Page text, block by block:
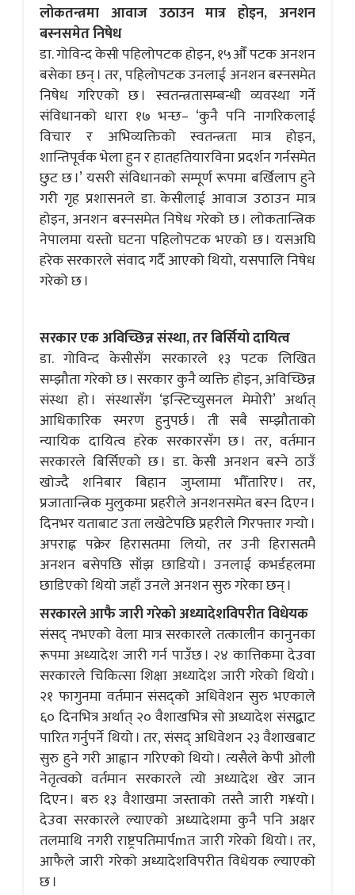
लोकतन्त्रमा आवाज उठाउन मात्र होइन, अनशन
बस्नसमेत निषेध
डा. गोविन्द केसी पहिलोपटक होइन, १५औँ पटक अनशन
बसेका छन् । तर, पहिलोपटक उनलाई अनशन बस्नसमेत
निषेध गरिएको छ । स्वतन्त्रतासम्बन्धी व्यवस्था गर्ने
संविधानको धारा १७ भन्छ– ‘कुनै पनि नागरिकलाई
विचार र अभिव्यक्तिको स्वतन्त्रता मात्र होइन,
शान्तिपूर्वक भेला हुन र हातहतियारविना प्रदर्शन गर्नसमेत
छुट छ ।’ यसरी संविधानको सम्पूर्ण रूपमा बर्खिलाप हुने
गरी गृह प्रशासनले डा. केसीलाई आवाज उठाउन मात्र
होइन, अनशन बस्नसमेत निषेध गरेको छ । लोकतान्त्रिक
नेपालमा यस्तो घटना पहिलोपटक भएको छ । यसअघि
हरेक सरकारले संवाद गर्दै आएको थियो, यसपालि निषेध
गरेको छ ।
सरकार एक अविच्छिन्न संस्था, तर बिर्सियो दायित्व
डा. गोविन्द केसीसँग सरकारले १३ पटक लिखित
सम्झौता गरेको छ । सरकार कुनै व्यक्ति होइन, अविच्छिन्न
संस्था हो । संस्थासँग ‘इन्स्टिच्युसनल मेमोरी’ अर्थात्
आधिकारिक स्मरण हुनुपर्छ । ती सबै सम्झौताको
न्यायिक दायित्व हरेक सरकारसँग छ । तर, वर्तमान
सरकारले बिर्सिएको छ । डा. केसी अनशन बस्ने ठाउँ
खोज्दै शनिबार बिहान जुम्लामा भौँतारिए । तर,
प्रजातान्त्रिक मुलुकमा प्रहरीले अनशनसमेत बस्न दिएन ।
दिनभर यताबाट उता लखेटेपछि प्रहरीले गिरफ्तार गर्‍यो ।
अपराह्न पक्रेर हिरासतमा लियो, तर उनी हिरासतमै
अनशन बसेपछि साँझ छाडियो । उनलाई कभर्डहलमा
छाडिएको थियो जहाँ उनले अनशन सुरु गरेका छन् ।
सरकारले आफै जारी गरेको अध्यादेशविपरीत विधेयक
संसद् नभएको वेला मात्र सरकारले तत्कालीन कानुनका
रूपमा अध्यादेश जारी गर्न पाउँछ । २४ कात्तिकमा देउवा
सरकारले चिकित्सा शिक्षा अध्यादेश जारी गरेको थियो ।
२१ फागुनमा वर्तमान संसद्को अधिवेशन सुरु भएकाले
६० दिनभित्र अर्थात् २० वैशाखभित्र सो अध्यादेश संसद्बाट
पारित गर्नुपर्ने थियो । तर, संसद् अधिवेशन २३ वैशाखबाट
सुरु हुने गरी आह्वान गरिएको थियो । त्यसैले केपी ओली
नेतृत्वको वर्तमान सरकारले त्यो अध्यादेश खेर जान
दिएन । बरु १३ वैशाखमा जस्ताको तस्तै जारी ग¥यो ।
देउवा सरकारले ल्याएको अध्यादेशमा कुनै पनि अक्षर
तलमाथि नगरी राष्ट्रपतिमार्पmत जारी गरेको थियो । तर,
आफैले जारी गरेको अध्यादेशविपरीत विधेयक ल्याएको
छ ।